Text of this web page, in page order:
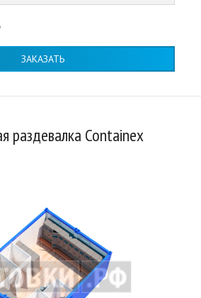
ЗАКАЗАТЬ
раздевалка Containex